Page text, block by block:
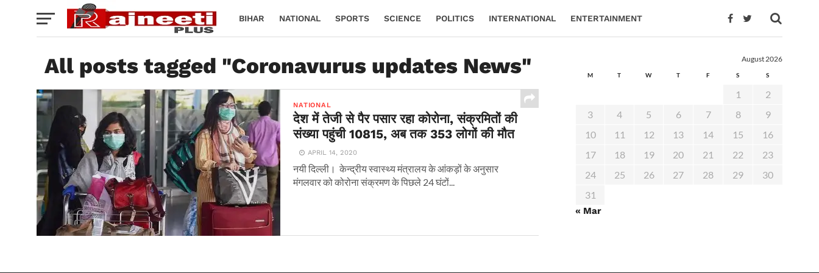
BIHAR NATIONAL SPORTS SCIENCE POLITICS INTERNATIONAL ENTERTAINMENT
All posts tagged "Coronavurus updates News"
NATIONAL
देश में तेजी से पैर पसार रहा कोरोना, संक्रमितों की
संख्या पहुंची 10815, अब तक 353 लोगों की मौत
APRIL 14, 2020
नयी दिल्ली। केन्द्रीय स्वास्थ्य मंत्रालय के आंकड़ों के अनुसार
मंगलवार को कोरोना संक्रमण के पिछले 24 घंटों...
August 2026
M T W T F S S
1
2
3
4 5 6 7 8
9
10
11 12 13 14 15
16
17
18 19 20 21 22
23
24
25 26 27 28 29
30
31
« Mar